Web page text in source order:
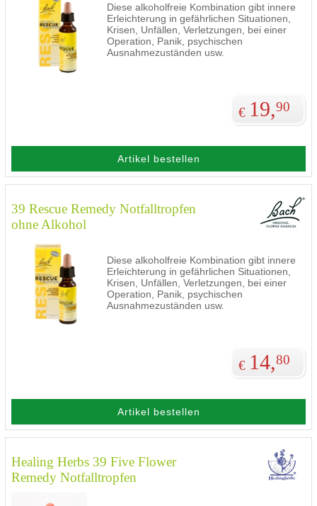
Diese alkoholfreie Kombination gibt innere
Erleichterung in gefährlichen Situationen,
Krisen, Unfällen, Verletzungen, bei einer
Operation, Panik, psychischen
Ausnahmezuständen usw.
€ 19,90
Artikel bestellen
39 Rescue Remedy Notfalltropfen
ohne Alkohol
Diese alkoholfreie Kombination gibt innere
Erleichterung in gefährlichen Situationen,
Krisen, Unfällen, Verletzungen, bei einer
Operation, Panik, psychischen
Ausnahmezuständen usw.
€ 14,80
Artikel bestellen
Healing Herbs 39 Five Flower
Remedy Notfalltropfen